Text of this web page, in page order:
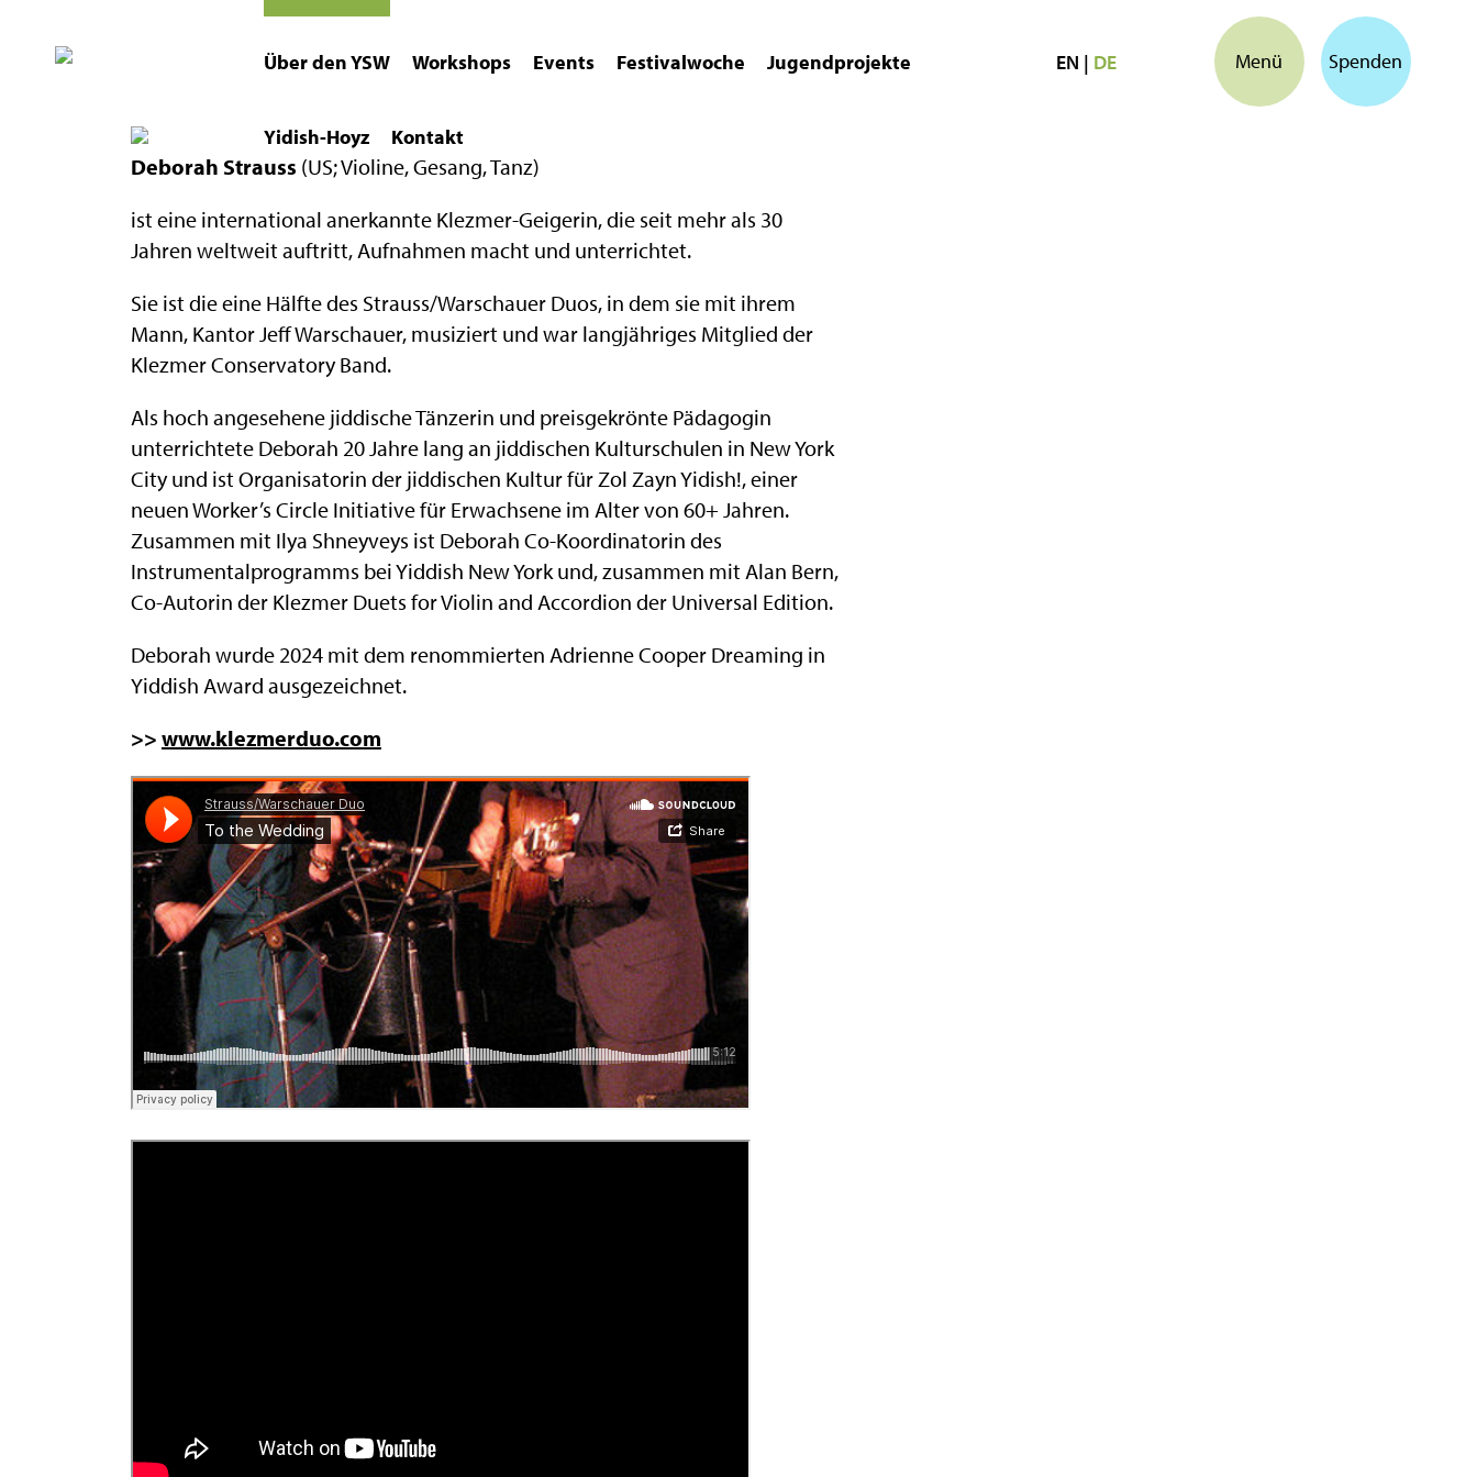
Über den YSW Workshops Events Festivalwoche Jugendprojekte
Yidish-Hoyz Kontakt
EN | DE Menü Spenden
Deborah Strauss (US; Violine, Gesang, Tanz)
ist eine international anerkannte Klezmer-Geigerin, die seit mehr als 30
Jahren weltweit auftritt, Aufnahmen macht und unterrichtet.
Sie ist die eine Hälfte des Strauss/Warschauer Duos, in dem sie mit ihrem
Mann, Kantor Jeff Warschauer, musiziert und war langjähriges Mitglied der
Klezmer Conservatory Band.
Als hoch angesehene jiddische Tänzerin und preisgekrönte Pädagogin
unterrichtete Deborah 20 Jahre lang an jiddischen Kulturschulen in New York
City und ist Organisatorin der jiddischen Kultur für Zol Zayn Yidish!, einer
neuen Worker’s Circle Initiative für Erwachsene im Alter von 60+ Jahren.
Zusammen mit Ilya Shneyveys ist Deborah Co-Koordinatorin des
Instrumentalprogramms bei Yiddish New York und, zusammen mit Alan Bern,
Co-Autorin der Klezmer Duets for Violin and Accordion der Universal Edition.
Deborah wurde 2024 mit dem renommierten Adrienne Cooper Dreaming in
Yiddish Award ausgezeichnet.
>> www.klezmerduo.com